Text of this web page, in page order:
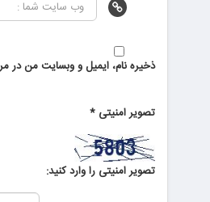
ذخیره نام، ایمیل و وبسایت من در
تصویر امنیتی *
تصویر امنیتی را وارد کنید: